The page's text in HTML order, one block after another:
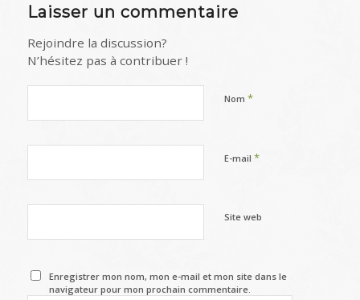
Laisser un commentaire
Rejoindre la discussion?
N’hésitez pas à contribuer !
Nom *
E-mail *
Site web
Enregistrer mon nom, mon e-mail et mon site dans le
navigateur pour mon prochain commentaire.